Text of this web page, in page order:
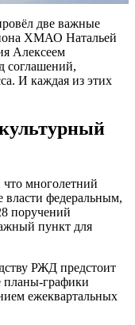
две важные
ХМАО Натальей
Алексеем
соглашений,
И каждая из этих
многолетний
власти федеральным,
поручений
пункт для
РЖД предстоит
планы-графики
ежеквартальных